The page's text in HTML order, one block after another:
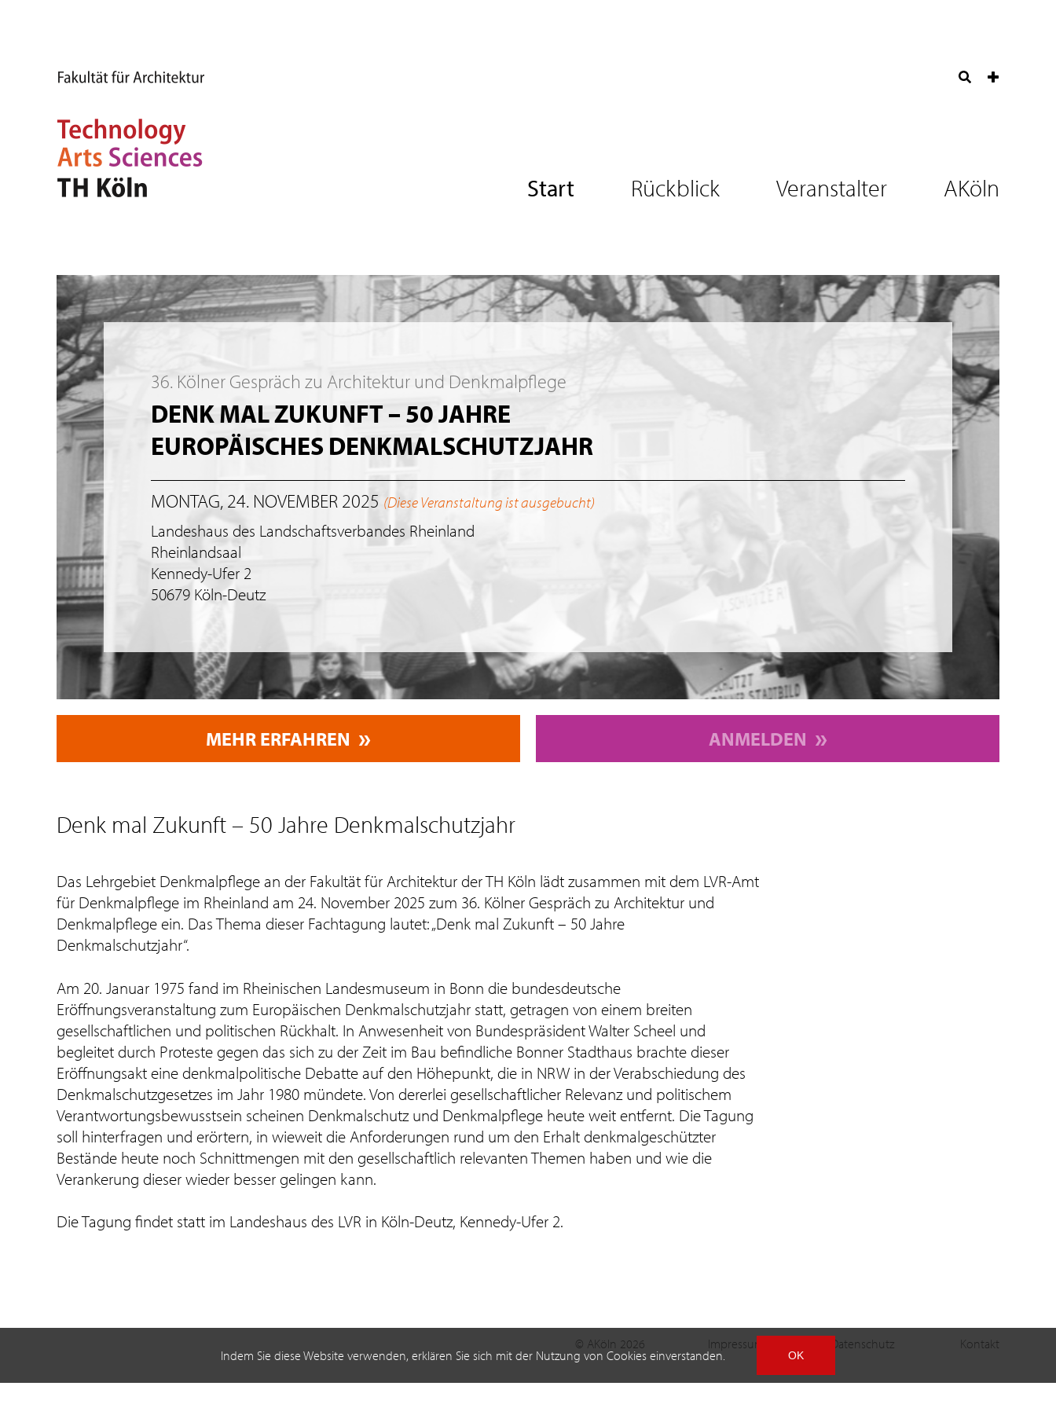
Indem Sie diese Website verwenden, erklären Sie sich mit der Nutzung von Cookies einverstanden. OK
Start Rückblick Veranstalter AKöln
36. Kölner Gespräch zu Architektur und Denkmalpflege
DENK MAL ZUKUNFT – 50 JAHRE
EUROPÄISCHES DENKMALSCHUTZJAHR
MONTAG, 24. NOVEMBER 2025 (Diese Veranstaltung ist ausgebucht)
Landeshaus des Landschaftsverbandes Rheinland
Rheinlandsaal
Kennedy-Ufer 2
50679 Köln-Deutz
MEHR ERFAHREN ANMELDEN
Denk mal Zukunft – 50 Jahre Denkmalschutzjahr
Das Lehrgebiet Denkmalpflege an der Fakultät für Architektur der TH Köln lädt zusammen mit dem LVR-Amt
für Denkmalpflege im Rheinland am 24. November 2025 zum 36. Kölner Gespräch zu Architektur und
Denkmalpflege ein. Das Thema dieser Fachtagung lautet: „Denk mal Zukunft – 50 Jahre
Denkmalschutzjahr“.
Am 20. Januar 1975 fand im Rheinischen Landesmuseum in Bonn die bundesdeutsche
Eröffnungsveranstaltung zum Europäischen Denkmalschutzjahr statt, getragen von einem breiten
gesellschaftlichen und politischen Rückhalt. In Anwesenheit von Bundespräsident Walter Scheel und
begleitet durch Proteste gegen das sich zu der Zeit im Bau befindliche Bonner Stadthaus brachte dieser
Eröffnungsakt eine denkmalpolitische Debatte auf den Höhepunkt, die in NRW in der Verabschiedung des
Denkmalschutzgesetzes im Jahr 1980 mündete. Von dererlei gesellschaftlicher Relevanz und politischem
Verantwortungsbewusstsein scheinen Denkmalschutz und Denkmalpflege heute weit entfernt. Die Tagung
soll hinterfragen und erörtern, in wieweit die Anforderungen rund um den Erhalt denkmalgeschützter
Bestände heute noch Schnittmengen mit den gesellschaftlich relevanten Themen haben und wie die
Verankerung dieser wieder besser gelingen kann.
Die Tagung findet statt im Landeshaus des LVR in Köln-Deutz, Kennedy-Ufer 2.
© AKöln 2026 Impressum Datenschutz Kontakt